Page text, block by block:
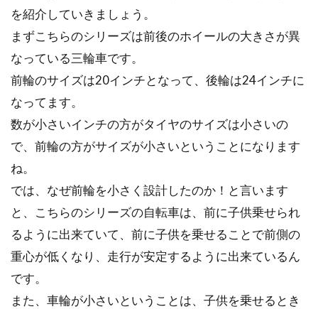
自転車に限らず、車輪で動く乗り物にとってブ
レーキは、動きを止める唯一の手段です。その
ため...
自転車の平均時速はどのくらい？種
街乗り自転車で、時速を気にしながら走行して
いる方は、少ないかもしれません。実際のとこ
ろ、自転...
女性におすすめのロードバイクや選
を紹介していきましょう。
まずこちらのシリーズは前後のホイールの大きさが異
なっている三輪車です。
前輪のサイズは20インチとなって、後輪は24インチに
なってます。
数が小さいインチの方がタイヤのサイズは小さいの
で、前輪の方がサイズが小さいということになります
ね。
では、なぜ前輪を小さく設計したのか！と言います
と、こちらのシリーズの自転車は、前に子供乗せられ
るように出来ていて、前に子供を乗せることで前側の
重心が低くなり、走行が安定するように出来ているん
です。
また、車輪が小さいということは、子供を乗せるとき